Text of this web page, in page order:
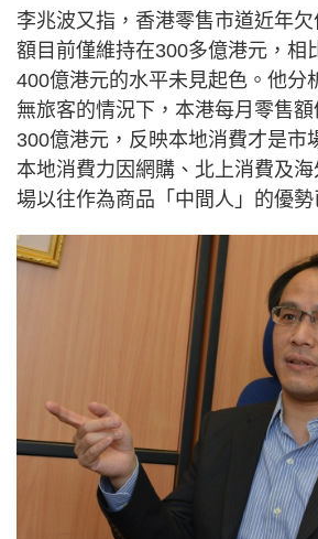
李兆波又指，香港零售市道近年
額目前僅維持在300多億港元，相
400億港元的水平未見起色。他分
無旅客的情況下，本港每月零售
300億港元，反映本地消費才是市
本地消費力因網購、北上消費及
場以往作為商品「中間人」的優勢